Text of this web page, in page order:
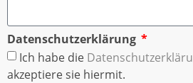
Datenschutzerklärung
Ich habe die
akzeptiere sie hiermit.